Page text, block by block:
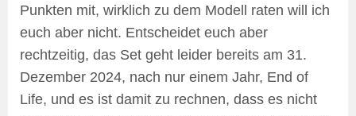
Punkten mit, wirklich zu dem Modell raten will ich
euch aber nicht. Entscheidet euch aber
rechtzeitig, das Set geht leider bereits am 31.
Dezember 2024, nach nur einem Jahr, End of
Life, und es ist damit zu rechnen, dass es nicht